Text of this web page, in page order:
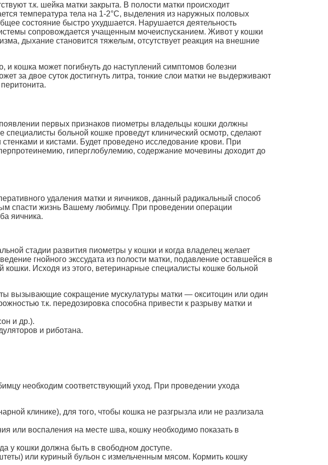
т.к. шейка матки закрыта. В полости матки происходит
температура тела на 1-2°С, выделения из наружных половых
состояние быстро ухудшается. Нарушается деятельность
сопровождается учащенным мочеиспусканием. Живот у кошки
дыхание становится тяжелым, отсутствует реакция на внешние
и кошка может погибнуть до наступлений симптомов болезни
за двое суток достигнуть литра, тонкие слои матки не выдерживают
первых признаков пиометры владельцы кошки должны
специалисты больной кошке проведут клинический осмотр, сделают
и кистами. Будет проведено исследование крови. При
гиперглобулемию, содержание мочевины доходит до
удаления матки и яичников, данный радикальный способ
спасти жизнь Вашему любимцу. При проведении операции
яичника.
стадии развития пиометры у кошки и когда владелец желает
гнойного экссудата из полости матки, подавление оставшейся в
Исходя из этого, ветеринарные специалисты кошке больной
вызывающие сокращение мускулатуры матки — окситоцин или один
т.к. передозировка способна привести к разрыву матки и
и др.).
и риботана.
необходим соответствующий уход. При проведении ухода
клинике), для того, чтобы кошка не разгрызла или не разлизала
или воспаления на месте шва, кошку необходимо показать в
у кошки должна быть в свободном доступе.
или куриный бульон с измельченным мясом. Кормить кошку